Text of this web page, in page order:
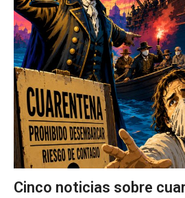
Cinco noticias sobre